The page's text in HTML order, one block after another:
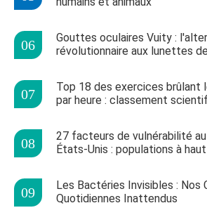
Gouttes oculaires Vuity :
révolutionnaire aux lunettes
Top 18 des exercices brûlant
par heure : classement
27 facteurs de vulnérabilité
États-Unis : populations à
Les Bactéries Invisibles : Nos
Quotidiennes Inattendus